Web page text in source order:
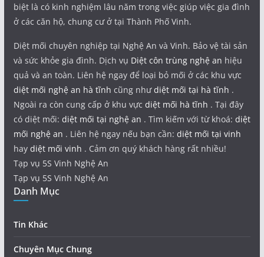
biệt là có kinh nghiệm lâu năm trong việc giúp việc gia đình
ở các căn hộ, chung cư ở tại Thành Phố Vinh.
Diệt mối chuyên nghiệp tại Nghệ An và Vinh. Bảo vệ tài sản
và sức khỏe gia đình. Dịch vụ Diệt côn trùng nghệ an hiệu
quả và an toàn. Liên hệ ngay để loại bỏ mối ở các khu vực
diệt mối nghệ an hà tĩnh cũng nhưdiệt mối tại hà tĩnh .
Ngoài ra còn cung cấp ở khu vực diệt mối hà tĩnh . Tại đây
có diệt mối: diệt mối tại nghệ an . Tìm kiếm với từ khoá: diệt
mối nghệ an . Liên hệ ngay nếu bạn cần: diệt mối tại vinh
hay diệt mối vinh . Cảm ơn quý khách hàng rất nhiều!
Tạp vụ 5S Vinh Nghệ An
Tạp vụ 5S Vinh Nghệ An
Danh Mục
Tin Khác
Chuyên Mục Chung